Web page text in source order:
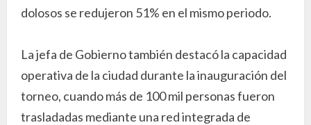
dolosos se redujeron 51% en el mismo periodo.
La jefa de Gobierno también destacó la capacidad
operativa de la ciudad durante la inauguración del
torneo, cuando más de 100 mil personas fueron
trasladadas mediante una red integrada de